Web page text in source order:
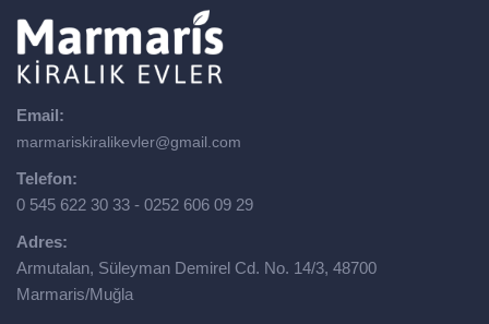
Email:
marmariskiralikevler@gmail.com
Telefon:
0 545 622 30 33 - 0252 606 09 29
Adres:
Armutalan, Süleyman Demirel Cd. No. 14/3, 48700
Marmaris/Muğla